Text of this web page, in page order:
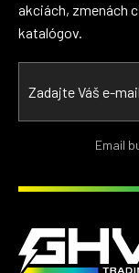
akciách, zmenách
katalógov.
Email